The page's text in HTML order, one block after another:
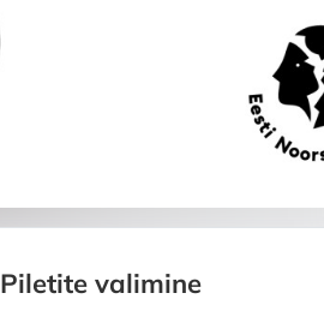
Piletite valimine